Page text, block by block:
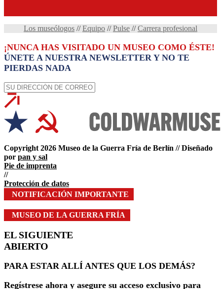
Los museólogos // Equipo // Pulse // Carrera profesional
¡NUNCA HAS VISITADO UN MUSEO COMO ÉSTE!
ÚNETE A NUESTRA NEWSLETTER Y NO TE
PIERDAS NADA
Copyright 2026 Museo de la Guerra Fría de Berlín // Diseñado
por pan y sal
Pie de imprenta
//
Protección de datos
NOTIFICACIÓN IMPORTANTE
MUSEO DE LA GUERRA FRÍA
EL SIGUIENTE
ABIERTO
PARA ESTAR ALLÍ ANTES QUE LOS DEMÁS?
Regístrese ahora y asegure su acceso exclusivo para